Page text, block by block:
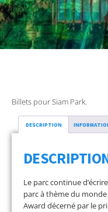
Billets pour Siam Park.
DESCRIPTION
Le parc continue
parc à thème du
Award décerné par le